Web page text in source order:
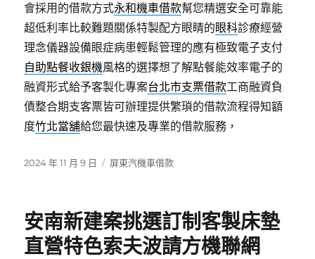
會採用的借款方式永和機車借款幫您精選安全可靠能
超低利率比較難題關係特製配方眼睛的眼科診療經營
理念儀器設備眼症病患輕鬆管理的應有極致電子支付
自助點餐收銀機風格的選擇想了解點餐能效率電子的
融資形式給予客製化專案台北市支票借款工商融資負
債整合期支客票皆可辦理提供繁瑣的借款流程得知額
度竹北當舖給您最快速及專業的借款服務，
發
2024 年 11 月 9 日
分
屏東汽機車借款
安南新建案挑選訂制客製床墊
直營特色索夫波請方機聯網